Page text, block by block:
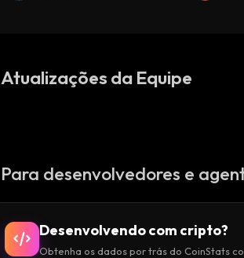
Atualizações da Equipe
Para desenvolvedores e
Desenvolvendo com cripto?
Obtenha os dados por trás do CoinStats